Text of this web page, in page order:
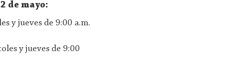
de mayo:
y jueves de 9:00 a.m.
y jueves de 9:00